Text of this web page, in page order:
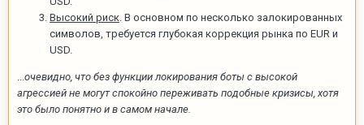
Высокий риск . В основном по несколько залокированных
символов, требуется глубокая коррекция рынка по EUR и
USD.
очевидно, что без функции локирования боты с высокой
агрессией не могут спокойно переживать подобные кризисы, хотя
это было понятно и в самом начале.